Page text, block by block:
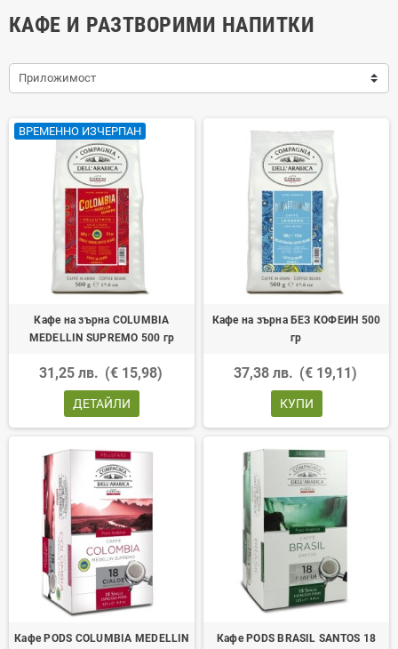
КАФЕ И РАЗТВОРИМИ НАПИТКИ
Приложимост
ВРЕМЕННО ИЗЧЕРПАН
Кафе на зърна COLUMBIA
MEDELLIN SUPREMO 500 гр
31,25 лв. (€ 15,98)
ДЕТАЙЛИ
Кафе на зърна БЕЗ КОФЕИН 500
гр
37,38 лв. (€ 19,11)
КУПИ
Кафе PODS COLUMBIA MEDELLIN
Кафе PODS BRASIL SANTOS 18